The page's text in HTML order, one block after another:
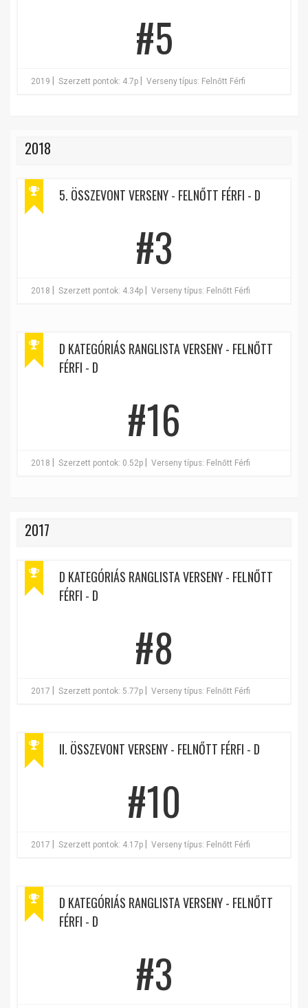
#5
2019 Szerzett pontok: 4.7p Verseny típus: Felnőtt Férfi
2018
5. ÖSSZEVONT VERSENY - FELNŐTT FÉRFI - D
#3
2018 Szerzett pontok: 4.34p Verseny típus: Felnőtt Férfi
D KATEGÓRIÁS RANGLISTA VERSENY - FELNŐTT
FÉRFI - D
#16
2018 Szerzett pontok: 0.52p Verseny típus: Felnőtt Férfi
2017
D KATEGÓRIÁS RANGLISTA VERSENY - FELNŐTT
FÉRFI - D
#8
2017 Szerzett pontok: 5.77p Verseny típus: Felnőtt Férfi
II. ÖSSZEVONT VERSENY - FELNŐTT FÉRFI - D
#10
2017 Szerzett pontok: 4.17p Verseny típus: Felnőtt Férfi
D KATEGÓRIÁS RANGLISTA VERSENY - FELNŐTT
FÉRFI - D
#3